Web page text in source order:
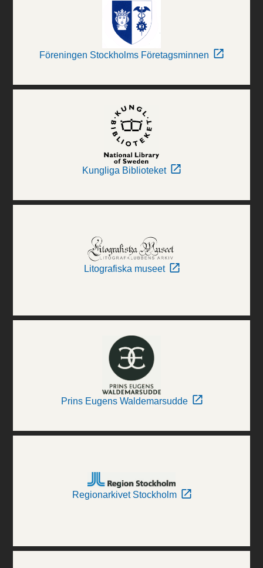
Föreningen Stockholms Företagsminnen
Kungliga Biblioteket
Litografiska museet
Prins Eugens Waldemarsudde
Regionarkivet Stockholm